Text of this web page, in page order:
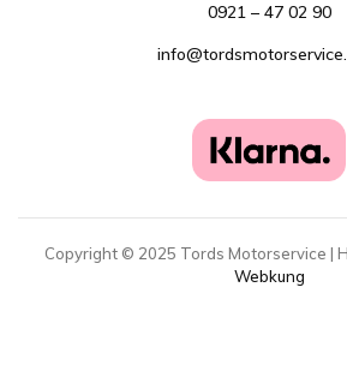
0921 – 47 02 90
Copyright © 2025 Tords Motorservice |
Webkung